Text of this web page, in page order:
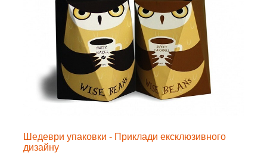
Шедеври упаковки - Приклади ексклюзивного
дизайну